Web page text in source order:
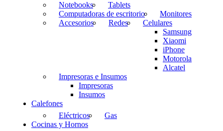
Notebooks
Tablets
Computadoras de escritorio
Monitores
Accesorios
Redes
Celulares
Samsung
Xiaomi
iPhone
Motorola
Alcatel
Impresoras e Insumos
Impresoras
Insumos
Calefones
Eléctricos
Gas
Cocinas y Hornos